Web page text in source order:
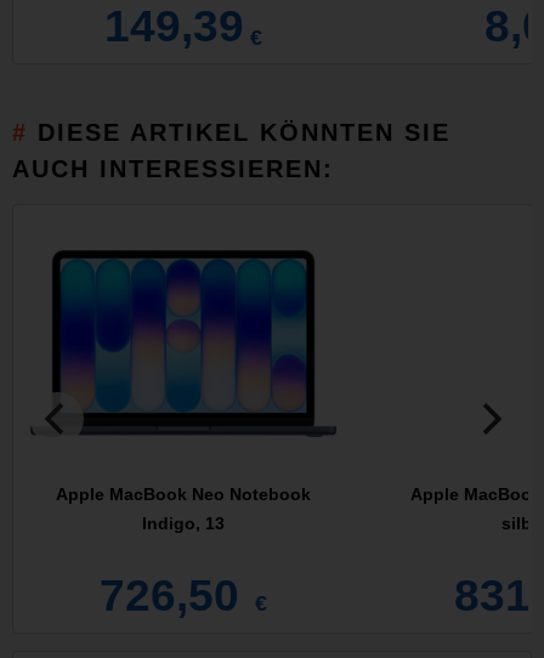
149,39 €
DIESE ARTIKEL KÖNNTEN SIE
AUCH INTERESSIEREN:
Apple MacBook Neo Notebook
Indigo, 13
726,50 €
Apple